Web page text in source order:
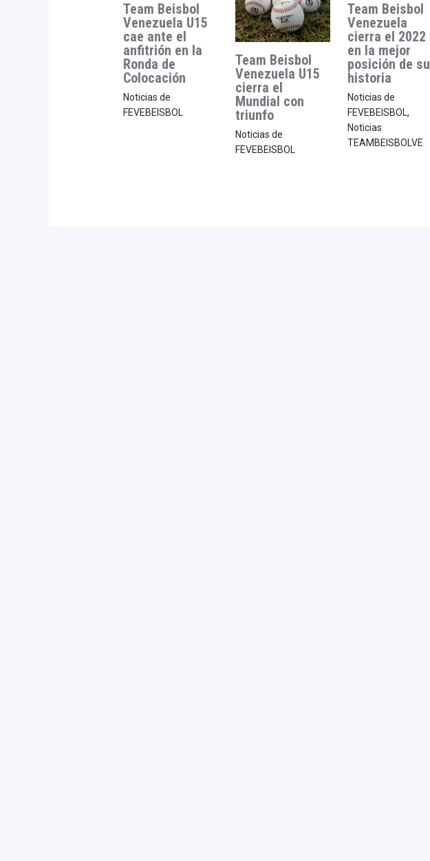
Team Beisbol
Venezuela U15
cae ante el
anfitrión en la
Ronda de
Colocación
Noticias de
FEVEBEISBOL
Team Beisbol
Venezuela U15
cierra el
Mundial con
triunfo
Noticias de
FEVEBEISBOL
Team Beisbol
Venezuela
cierra el 2022
en la mejor
posición de su
historia
Noticias de
FEVEBEISBOL,
Noticias
TEAMBEISBOLVE